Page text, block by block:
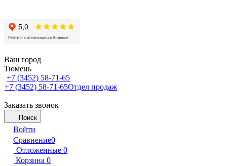
Ваш город
Тюмень
+7 (3452) 58-71-65
+7 (3452) 58-71-65Отдел продаж
Заказать звонок
Поиск
Войти
Сравнение0
Отложенные 0
Корзина 0